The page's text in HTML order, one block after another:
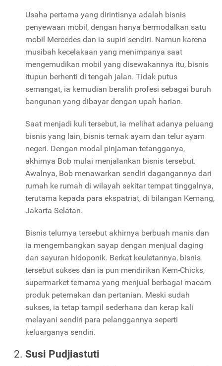
Usaha pertama yang dirintisnya adalah bisnis
penyewaan mobil, dengan hanya bermodalkan satu
mobil Mercedes dan ia supiri sendiri. Namun karena
musibah kecelakaan yang menimpanya saat
mengemudikan mobil yang disewakannya itu, bisnis
itupun berhenti di tengah jalan. Tidak putus
semangat, ia kemudian beralih profesi sebagai buruh
bangunan yang dibayar dengan upah harian.
Saat menjadi kuli tersebut, ia melihat adanya peluang
bisnis yang lain, bisnis ternak ayam dan telur ayam
negeri. Dengan modal pinjaman tetangganya,
akhirnya Bob mulai menjalankan bisnis tersebut.
Awalnya, Bob menawarkan sendiri dagangannya dari
rumah ke rumah di wilayah sekitar tempat tinggalnya,
terutama kepada para ekspatriat, di bilangan Kemang,
Jakarta Selatan.
Bisnis telurnya tersebut akhirnya berbuah manis dan
ia mengembangkan sayap dengan menjual daging
dan sayuran hidoponik. Berkat keuletannya, bisnis
tersebut sukses dan ia pun mendirikan Kem-Chicks,
supermarket ternama yang menjual berbagai macam
produk peternakan dan pertanian. Meski sudah
sukses, ia tetap tampil sederhana dan kerap kali
melayani sendiri para pelanggannya seperti
keluarganya sendiri.
Susi Pudjiastuti